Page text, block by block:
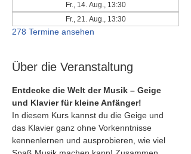
Fr., 14. Aug., 13:30
Fr., 21. Aug., 13:30
278 Termine ansehen
Über die Veranstaltung
Entdecke die Welt der Musik – Geige
und Klavier für kleine Anfänger!
In diesem Kurs kannst du die Geige und
das Klavier ganz ohne Vorkenntnisse
kennenlernen und ausprobieren, wie viel